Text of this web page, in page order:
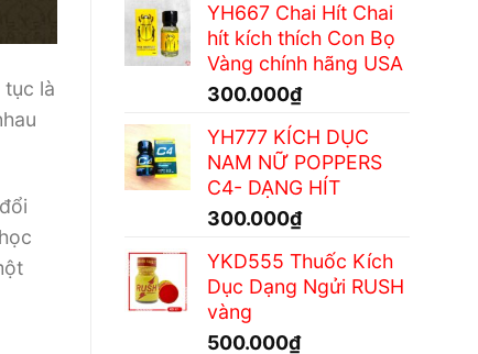
tục là
YH667 Chai Hít Chai
hít kích thích Con Bọ
Vàng chính hãng USA
300.000₫
YH777 KÍCH DỤC
NAM NỮ POPPERS
C4- DẠNG HÍT
300.000₫
YKD555 Thuốc Kích
Dục Dạng Ngửi RUSH
vàng
500.000₫